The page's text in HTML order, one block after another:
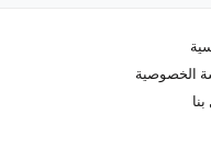
الخصوصية